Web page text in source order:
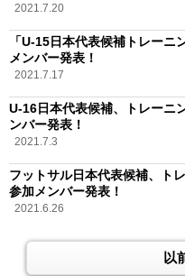
2021.7.20
「U-15日本代表候補トレーニ
メンバー発表！
2021.7.17
U-16日本代表候補、トレーニ
ンバー発表！
2021.7.3
フットサル日本代表候補、ト
参加メンバー発表！
2021.6.26
以